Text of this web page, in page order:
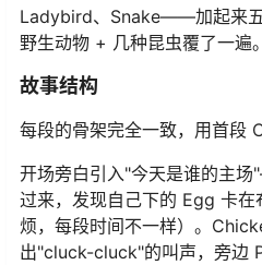
Ladybird、Snake——加起来
野生动物 + 几种昆虫覆了一遍。
故事结构
每段的骨架完全一致，用首段
开场旁白引入"今天是谁的主
过来，发现自己下的 Egg 卡
烦，每段时间不一样）。
出"cluck-cluck"的叫声，旁边